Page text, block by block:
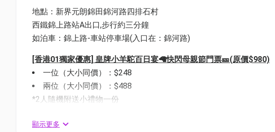
地點：新界元朗錦田錦河路四排石村
西鐵錦上路站A出口,步行約三分鐘
如泊車：錦上路-車站停車場(入口在：錦河路)
[香港01獨家優惠] 皇牌小羊駝百日宴🦙快閃母親節門票🎫(原價$980)
一位（大小同價）：$248
兩位（大小同價）：$488
*2人隨機附送小禮物一份
銷售日期: 即日起至 31/5/2026
顯示更多